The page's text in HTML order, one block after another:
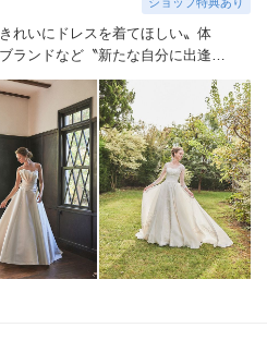
れいにドレスを着てほしい〟 体
ランドなど〝新たな自分に出逢え
プが揃うinnocently。
素材・デザイ
ナルドレスは3～23号まで展開。
ーズドレスも多数取扱っており、
ナからセレクトされたインポート
嫁向けにサイズ調整。さらに和装
統を受け継がれている厳選された
ちりばめた艶やかなコレクショ
へ後悔しないお衣裳選びをお手伝